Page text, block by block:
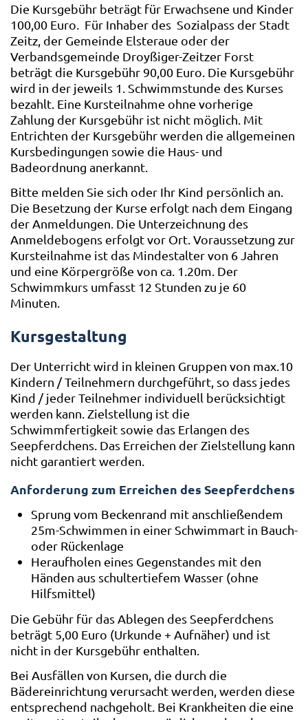
Die Kursgebühr beträgt für Erwachsene und Kinder
100,00 Euro. Für Inhaber des Sozialpass der Stadt
Zeitz, der Gemeinde Elsteraue oder der
Verbandsgemeinde Droyßiger-Zeitzer Forst
beträgt die Kursgebühr 90,00 Euro. Die Kursgebühr
wird in der jeweils 1. Schwimmstunde des Kurses
bezahlt. Eine Kursteilnahme ohne vorherige
Zahlung der Kursgebühr ist nicht möglich. Mit
Entrichten der Kursgebühr werden die allgemeinen
Kursbedingungen sowie die Haus- und
Badeordnung anerkannt.
Bitte melden Sie sich oder Ihr Kind persönlich an.
Die Besetzung der Kurse erfolgt nach dem Eingang
der Anmeldungen. Die Unterzeichnung des
Anmeldebogens erfolgt vor Ort. Voraussetzung zur
Kursteilnahme ist das Mindestalter von 6 Jahren
und eine Körpergröße von ca. 1.20m. Der
Schwimmkurs umfasst 12 Stunden zu je 60
Minuten.
Kursgestaltung
Der Unterricht wird in kleinen Gruppen von max.10
Kindern / Teilnehmern durchgeführt, so dass jedes
Kind / jeder Teilnehmer individuell berücksichtigt
werden kann. Zielstellung ist die
Schwimmfertigkeit sowie das Erlangen des
Seepferdchens. Das Erreichen der Zielstellung kann
nicht garantiert werden.
Anforderung zum Erreichen des Seepferdchens
Sprung vom Beckenrand mit anschließendem
25m-Schwimmen in einer Schwimmart in Bauch-
oder Rückenlage
Heraufholen eines Gegenstandes mit den
Händen aus schultertiefem Wasser (ohne
Hilfsmittel)
Die Gebühr für das Ablegen des Seepferdchens
beträgt 5,00 Euro (Urkunde + Aufnäher) und ist
nicht in der Kursgebühr enthalten.
Bei Ausfällen von Kursen, die durch die
Bädereinrichtung verursacht werden, werden diese
entsprechend nachgeholt. Bei Krankheiten die eine